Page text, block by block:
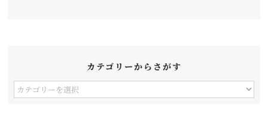
カテゴリーからさがす
カ